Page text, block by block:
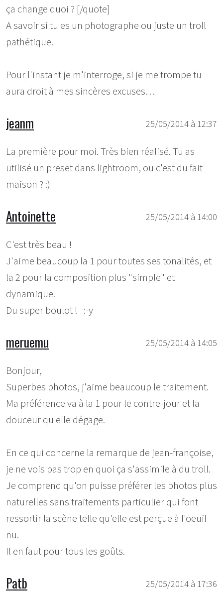
ça change quoi ? [/quote]
A savoir si tu es un photographe ou juste un troll
pathétique.
Pour l'instant je m'interroge, si je me trompe tu
aura droit à mes sincères excuses…
25/05/2014 à 12:37
jeanm
La première pour moi. Très bien réalisé. Tu as
utilisé un preset dans lightroom, ou c'est du fait
maison ? :)
25/05/2014 à 14:00
Antoinette
C'est très beau !
J'aime beaucoup la 1 pour toutes ses tonalités, et
la 2 pour la composition plus "simple" et
dynamique.
Du super boulot ! :-y
25/05/2014 à 14:05
meruemu
Bonjour,
Superbes photos, j'aime beaucoup le traitement.
Ma préférence va à la 1 pour le contre-jour et la
douceur qu'elle dégage.
En ce qui concerne la remarque de jean-françoise,
je ne vois pas trop en quoi ça s'assimile à du troll.
Je comprend qu'on puisse préférer les photos plus
naturelles sans traitements particulier qui font
ressortir la scène telle qu'elle est perçue à l'oeuil
nu.
Il en faut pour tous les goûts.
25/05/2014 à 17:36
Patb